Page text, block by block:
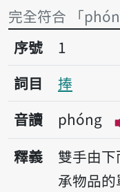
完全符合 「
序號1捧
序號
1
詞目
捧
音讀
phóng
釋義 雙手由下
承物品的